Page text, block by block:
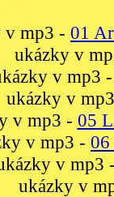
v mp3 - 01
ukázky v
v mp3
ukázky v
v mp3 - 05
v mp3 - 06
v mp3
ukázky v